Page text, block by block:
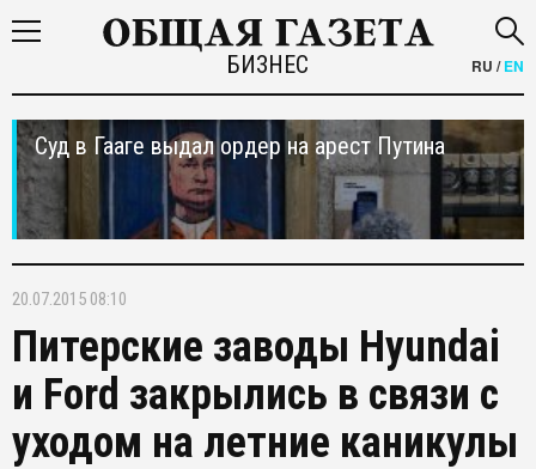
БИЗНЕС RU /EN
Суд в Гааге выдал ордер на арест Путина
20.07.2015 08:10
Питерские заводы Hyundai
и Ford закрылись в связи с
уходом на летние каникулы